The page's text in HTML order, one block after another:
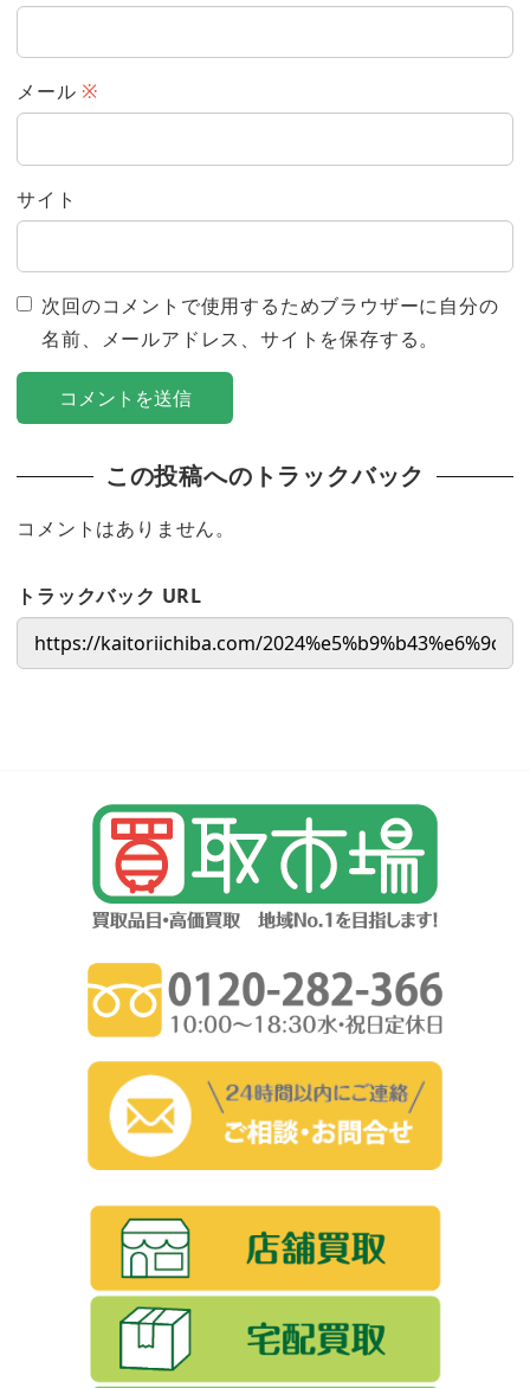
メール ※
サイト
次回のコメントで使用するためブラウザーに自分の
名前、メールアドレス、サイトを保存する。
この投稿へのトラックバック
コメントはありません。
トラックバック URL